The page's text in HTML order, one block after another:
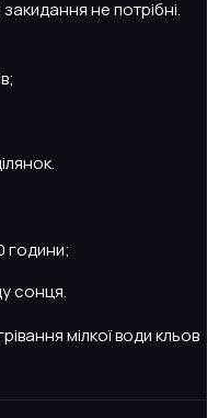
не потрібні.
години;
сонця.
мілкої води кльов